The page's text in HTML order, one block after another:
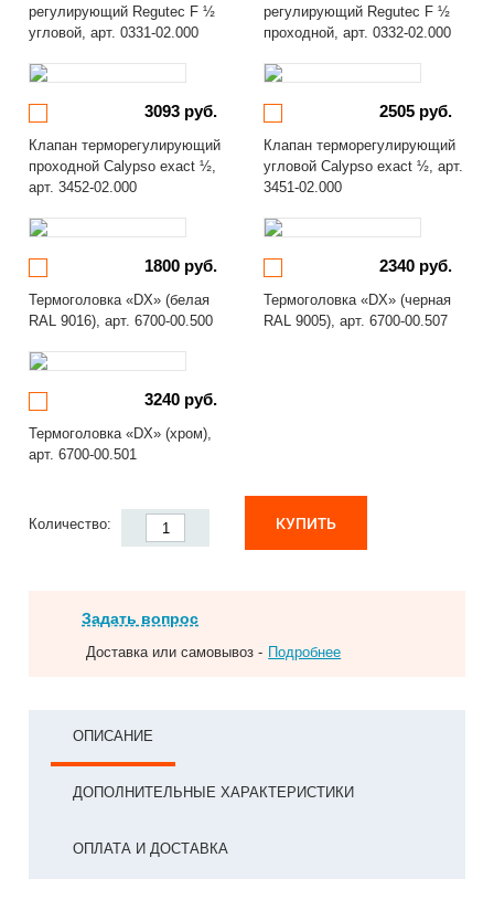
регулирующий Regutec F ½
угловой, арт. 0331-02.000
регулирующий Regutec F ½
проходной, арт. 0332-02.000
3093 руб.
Клапан терморегулирующий
проходной Calypso exact ½,
арт. 3452-02.000
2505 руб.
Клапан терморегулирующий
угловой Calypso exact ½, арт.
3451-02.000
1800 руб.
Термоголовка «DX» (белая
RAL 9016), арт. 6700-00.500
2340 руб.
Термоголовка «DX» (черная
RAL 9005), арт. 6700-00.507
3240 руб.
Термоголовка «DX» (хром),
арт. 6700-00.501
Количество: КУПИТЬ
Задать вопрос
Доставка или самовывоз - Подробнее
ОПИСАНИЕ
ДОПОЛНИТЕЛЬНЫЕ ХАРАКТЕРИСТИКИ
ОПЛАТА И ДОСТАВКА